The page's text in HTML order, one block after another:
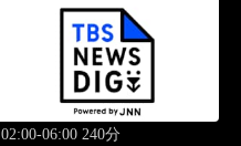
02:00-06:00 240分